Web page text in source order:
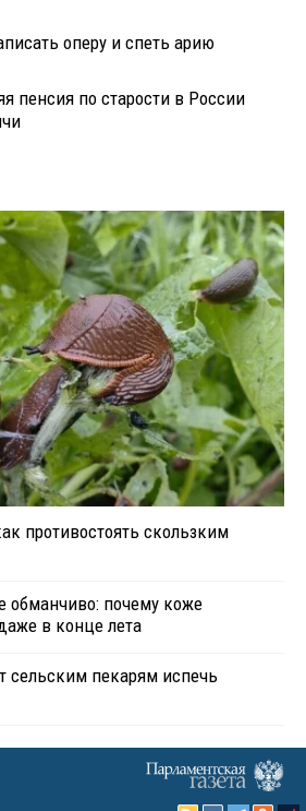
оперу и спеть арию
пенсия по старости в России
противостоять скользким
обманчиво: почему коже
в конце лета
сельским пекарям испечь